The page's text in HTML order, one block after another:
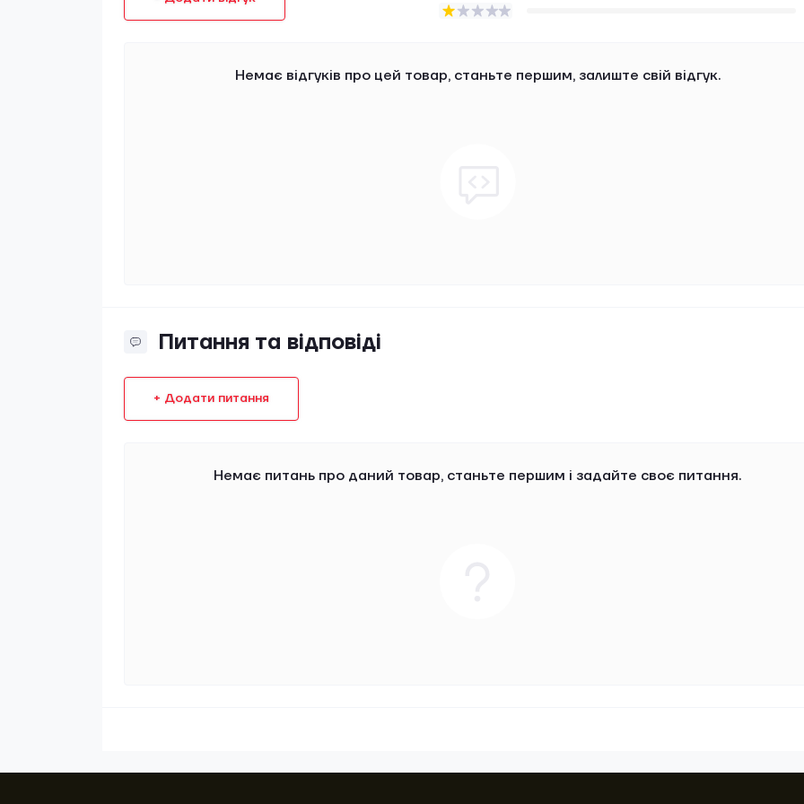
Немає відгуків про цей товар, станьте першим, залиште свій відгук.
Питання та відповіді
+ Додати питання
Немає питань про даний товар, станьте першим і задайте своє питання.